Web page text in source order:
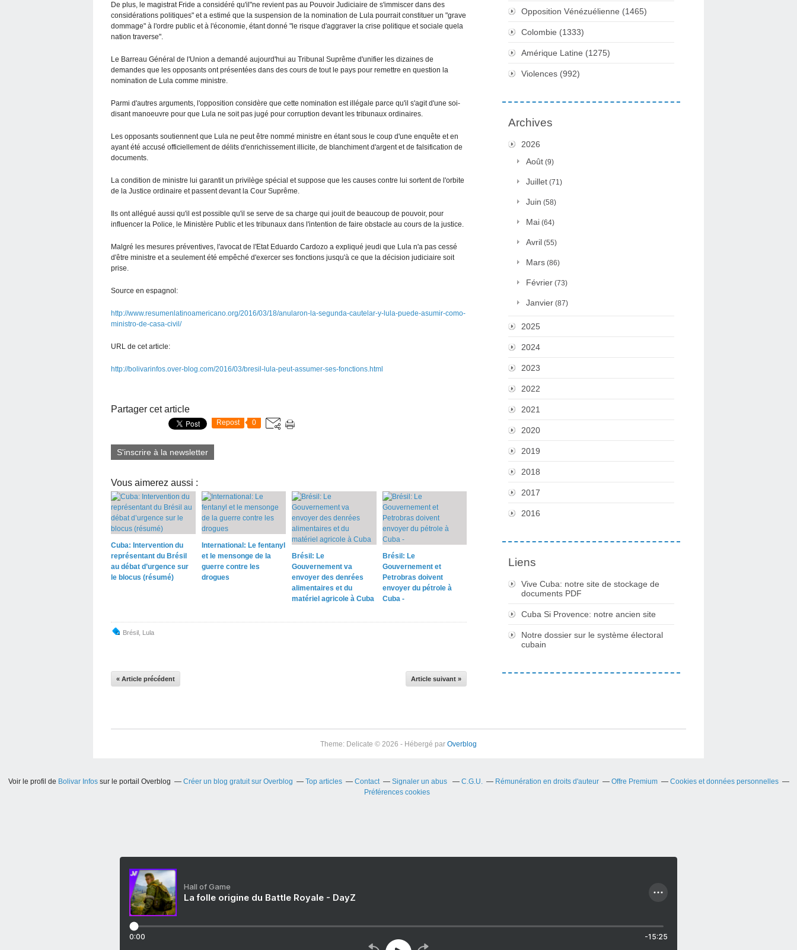
De plus, le magistrat Fride a considéré qu'il"ne revient pas au Pouvoir Judiciaire de s'immiscer dans des
considérations politiques" et a estimé que la suspension de la nomination de Lula pourrait constituer un "grave
dommage" à l'ordre public et à l'économie, étant donné "le risque d'aggraver la crise politique et sociale quela
nation traverse".
Le Barreau Général de l'Union a demandé aujourd'hui au Tribunal Suprême d'unifier les dizaines de
demandes que les opposants ont présentées dans des cours de tout le pays pour remettre en question la
nomination de Lula comme ministre.
Parmi d'autres arguments, l'opposition considère que cette nomination est illégale parce qu'il s'agit d'une soi-
disant manoeuvre pour que Lula ne soit pas jugé pour corruption devant les tribunaux ordinaires.
Les opposants soutiennent que Lula ne peut être nommé ministre en étant sous le coup d'une enquête et en
ayant été accusé officiellement de délits d'enrichissement illicite, de blanchiment d'argent et de falsification de
documents.
La condition de ministre lui garantit un privilège spécial et suppose que les causes contre lui sortent de l'orbite
de la Justice ordinaire et passent devant la Cour Suprême.
Ils ont allégué aussi qu'il est possible qu'il se serve de sa charge qui jouit de beaucoup de pouvoir, pour
influencer la Police, le Ministère Public et les tribunaux dans l'intention de faire obstacle au cours de la justice.
Malgré les mesures préventives, l'avocat de l'Etat Eduardo Cardozo a expliqué jeudi que Lula n'a pas cessé
d'être ministre et a seulement été empêché d'exercer ses fonctions jusqu'à ce que la décision judiciaire soit
prise.
Source en espagnol:
http://www.resumenlatinoamericano.org/2016/03/18/anularon-la-segunda-cautelar-y-lula-puede-asumir-como-
ministro-de-casa-civil/
URL de cet article:
http://bolivarinfos.over-blog.com/2016/03/bresil-lula-peut-assumer-ses-fonctions.html
Partager cet article
Repost 0
S'inscrire à la newsletter
Vous aimerez aussi :
Cuba: Intervention du
représentant du Brésil
au débat d’urgence sur
le blocus (résumé)
International: Le fentanyl
et le mensonge de la
guerre contre les
drogues
Brésil: Le
Gouvernement va
envoyer des denrées
alimentaires et du
matériel agricole à Cuba
Brésil: Le
Gouvernement et
Petrobras doivent
envoyer du pétrole à
Cuba -
Brésil Lula
« Article précédent Article suivant »
Opposition Vénézuélienne (1465)
Colombie (1333)
Amérique Latine (1275)
Violences (992)
Archives
2026
Août (9)
Juillet (71)
Juin (58)
Mai (64)
Avril (55)
Mars (86)
Février (73)
Janvier (87)
2025
2024
2023
2022
2021
2020
2019
2018
2017
2016
Liens
Vive Cuba: notre site de stockage de
documents PDF
Cuba Si Provence: notre ancien site
Notre dossier sur le système électoral
cubain
Theme: Delicate © 2026 - Hébergé par Overblog
Voir le profil de Bolivar Infossur le portail Overblog Créer un blog gratuit sur Overblog Top articles Contact Signaler un abus C.G.U. Rémunération en droits d'auteur Offre Premium
Cookies et données personnelles
Préférences cookies
Hall of Game
La folle origine du Battle Royale - DayZ
0:00 -15:25